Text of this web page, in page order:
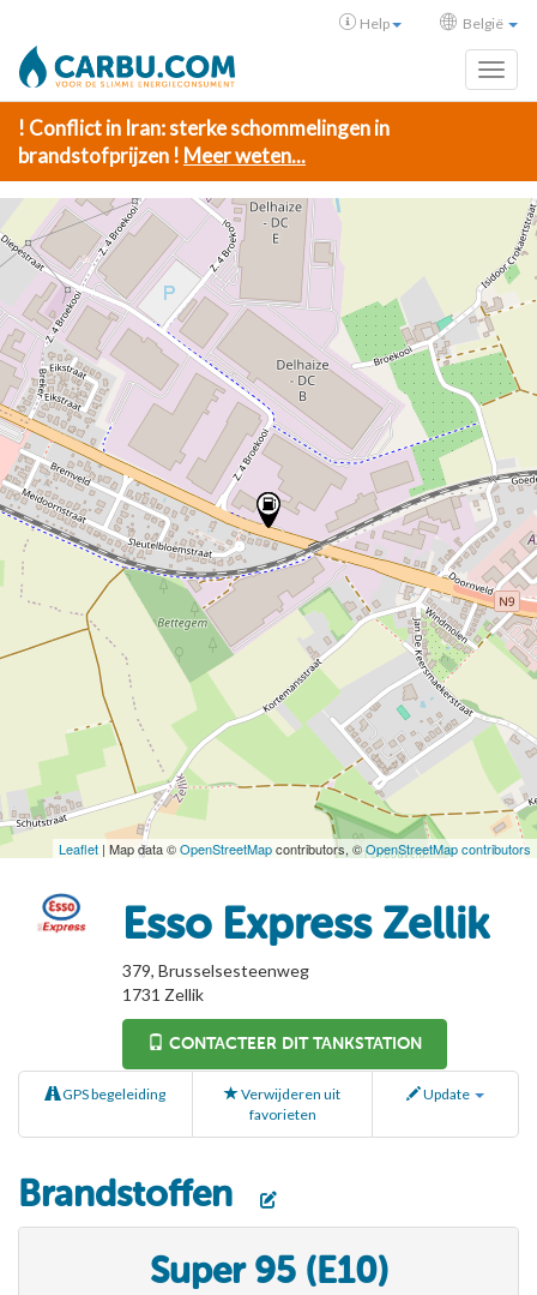
Help België
! Conflict in Iran: sterke schommelingen in
brandstofprijzen ! Meer weten...
Leaflet | Map data ©OpenStreetMapcontributors, ©OpenStreetMap contributors
Esso Express Zellik
379, Brusselsesteenweg
1731 Zellik
CONTACTEER DIT TANKSTATION
GPS begeleiding
Verwijderen uit
favorieten
Update
Brandstoffen
Super 95 (E10)